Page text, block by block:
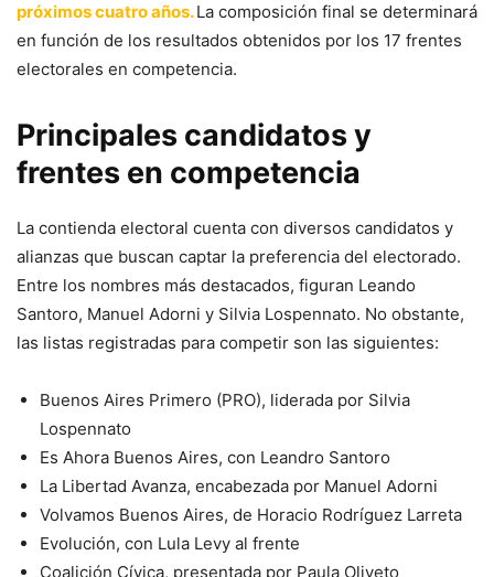
próximos cuatro años.La composición final se determinará
en función de los resultados obtenidos por los 17 frentes
electorales en competencia.
Principales candidatos y
frentes en competencia
La contienda electoral cuenta con diversos candidatos y
alianzas que buscan captar la preferencia del electorado.
Entre los nombres más destacados, figuran Leando
Santoro, Manuel Adorni y Silvia Lospennato. No obstante,
las listas registradas para competir son las siguientes:
Buenos Aires Primero (PRO), liderada por Silvia
Lospennato
Es Ahora Buenos Aires, con Leandro Santoro
La Libertad Avanza, encabezada por Manuel Adorni
Volvamos Buenos Aires, de Horacio Rodríguez Larreta
Evolución, con Lula Levy al frente
Coalición Cívica, presentada por Paula Oliveto